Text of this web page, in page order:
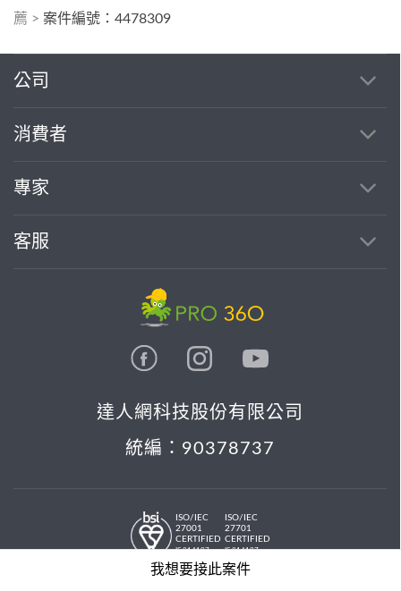
薦 > 案件編號：4478309
我想要接此案件
公司
消費者
專家
客服
達人網科技股份有限公司
統編：90378737
ISO/IEC
27001
CERTIFIED
IS 814197
ISO/IEC
27701
CERTIFIED
IS 814197
© 2026 PRO36O. All rights reserved.